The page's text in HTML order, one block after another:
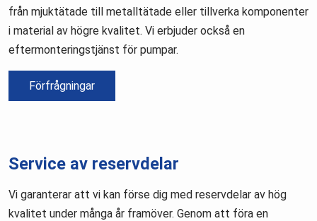
från mjuktätade till metalltätade eller tillverka komponenter
i material av högre kvalitet. Vi erbjuder också en
eftermonteringstjänst för pumpar.
Förfrågningar
Service av reservdelar
Vi garanterar att vi kan förse dig med reservdelar av hög
kvalitet under många år framöver. Genom att föra en